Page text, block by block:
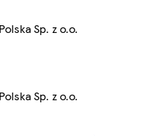
Sp. z o.o.
Sp. z o.o.